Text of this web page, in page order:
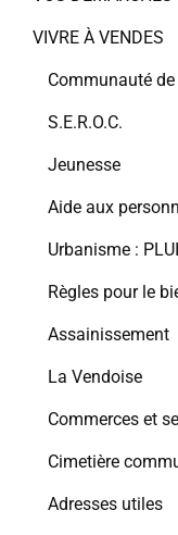
VIVRE À VENDES
Communauté
S.E.R.O.C.
Jeunesse
Aide aux
Urbanisme : PLUI
Règles pour le
Assainissement
La Vendoise
Commerces et
Cimetière
Adresses utiles